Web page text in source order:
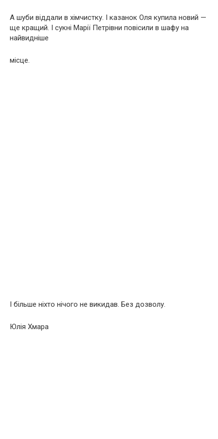
А шуби віддали в хімчистку. І казанок Оля купила новий —
ще кращий. І сукні Марії Петрівни повісили в шафу на
найвидніше
місце.
І більше ніхто нічого не викидав. Без дозволу.
Юлія Хмара